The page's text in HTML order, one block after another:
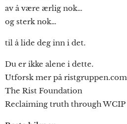
av å være ærlig nok…
og sterk nok…
til å lide deg inn i det.
Du er ikke alene i dette.
Utforsk mer på ristgruppen.com
The Rist Foundation
Reclaiming truth through WCIP